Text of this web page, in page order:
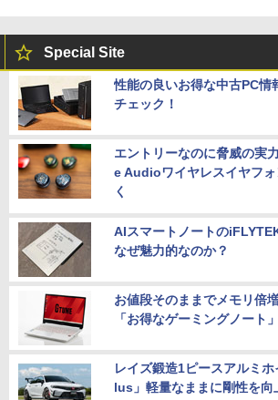
Special Site
性能の良いお得な中古PC情
チェック！
エントリーなのに脅威の実
e Audioワイヤレスイヤフ
く
AIスマートノートの
なぜ魅力的なのか？
お値段そのままでメモリ倍
「お得なゲーミングノート」
レイズ鍛造1ピースアルミ
lus」軽量なままに剛性を向